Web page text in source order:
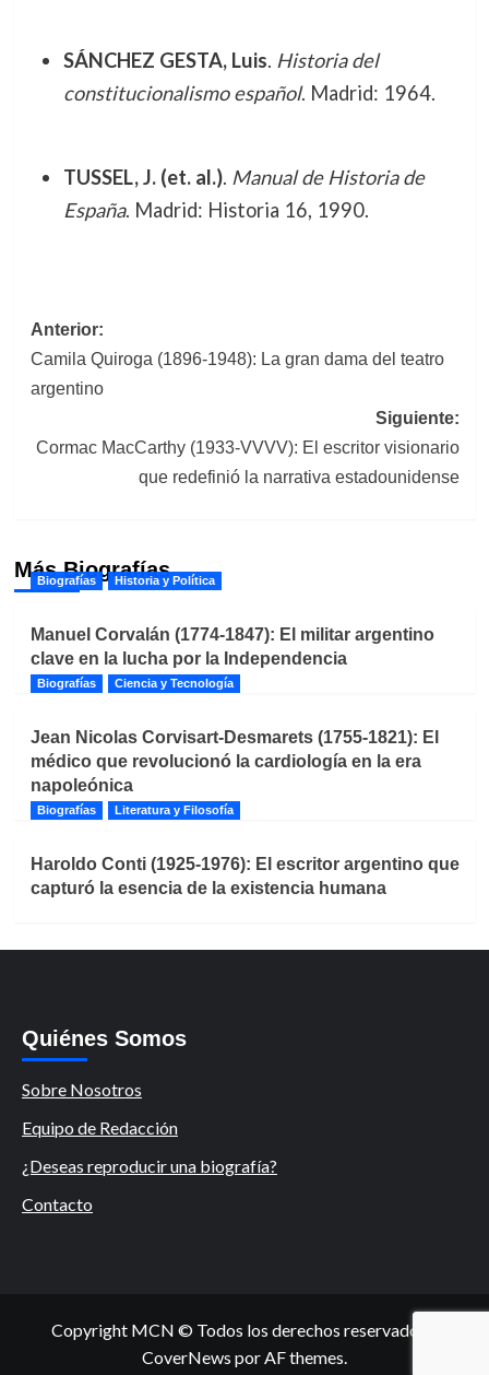
SÁNCHEZ GESTA, Luis. Historia del
constitucionalismo español. Madrid: 1964.
TUSSEL, J. (et. al.). Manual de Historia de
España. Madrid: Historia 16, 1990.
Navegación
de
entradas
Anterior:
Camila Quiroga (1896-1948): La gran dama del teatro
argentino
Siguiente:
Cormac MacCarthy (1933-VVVV): El escritor visionario
que redefinió la narrativa estadounidense
Más Biografías
Biografías Historia y Política
Manuel Corvalán (1774-1847): El militar argentino
clave en la lucha por la Independencia
Biografías Ciencia y Tecnología
Jean Nicolas Corvisart-Desmarets (1755-1821): El
médico que revolucionó la cardiología en la era
napoleónica
Biografías Literatura y Filosofía
Haroldo Conti (1925-1976): El escritor argentino que
capturó la esencia de la existencia humana
Quiénes Somos
Sobre Nosotros
Equipo de Redacción
¿Deseas reproducir una biografía?
Contacto
Copyright MCN © Todos los derechos reservados.
CoverNews por AF themes.